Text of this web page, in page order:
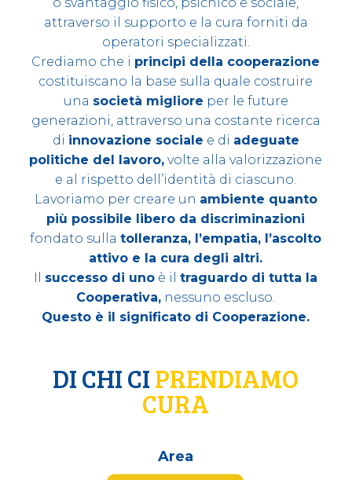
di intercettare e rispondere alle necessità di
tutte le persone in condizioni di vulnerabilità
o svantaggio fisico, psichico e sociale,
attraverso il supporto e la cura forniti da
operatori specializzati.
Crediamo che iprincipi della cooperazione
costituiscano la base sulla quale costruire
una società migliore per le future
generazioni, attraverso una costante ricerca
diinnovazione socialee diadeguate
politiche del lavoro,volte alla valorizzazione
e al rispetto dell’identità di ciascuno.
Lavoriamo per creare unambiente quanto
più possibile libero da discriminazioni
fondato sullatolleranza, l’empatia, l’ascolto
attivo e la cura degli altri.
Questo è il significato di Cooperazione.
CURA